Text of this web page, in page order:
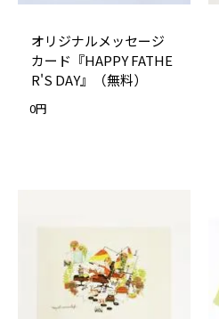
オリジナルメッセージ
カード『HAPPY FATHE
R'S DAY』（無料）
0円